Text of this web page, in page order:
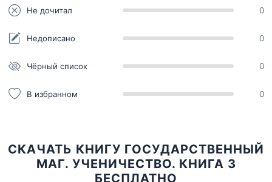
Не дочитал 0
Недописано 0
Чёрный список 0
В избранном 0
СКАЧАТЬ КНИГУ ГОСУДАРСТВЕННЫЙ
МАГ. УЧЕНИЧЕСТВО. КНИГА 3
БЕСПЛАТНО